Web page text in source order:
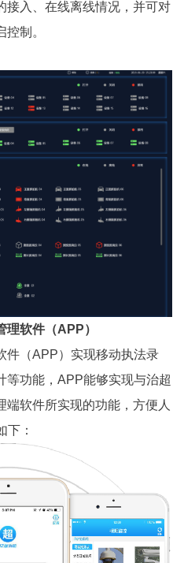
接入、在线离线情况，并可对
制。
软件（APP）
件（APP）实现移动执法录
等功能，APP能够实现与治超
软件所实现的功能，方便人
下：